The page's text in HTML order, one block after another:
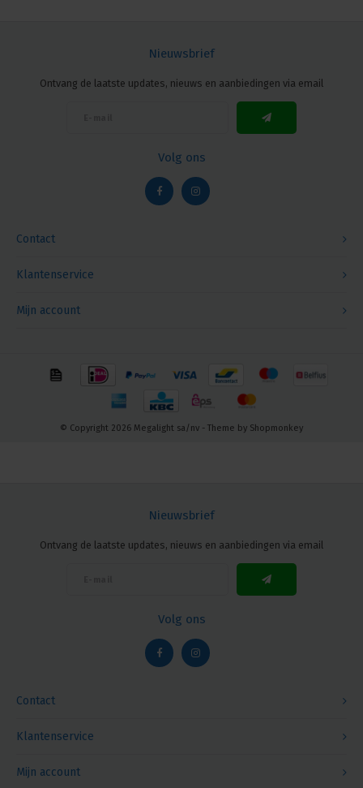
Contact
Nieuwsbrief
Ontvang de laatste updates, nieuws en aanbiedingen via email
Volg ons
Klantenservice
Mijn account
© Copyright 2026 Megalight sa/nv - Theme by Shopmonkey
Contact
Nieuwsbrief
Ontvang de laatste updates, nieuws en aanbiedingen via email
Volg ons
Klantenservice
Mijn account